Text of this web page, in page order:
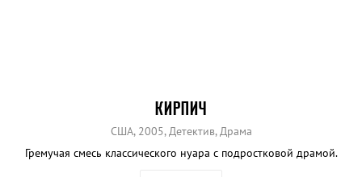
КИРПИЧ
США, 2005, Детектив, Драма
Гремучая смесь классического нуара с подростковой драмой.